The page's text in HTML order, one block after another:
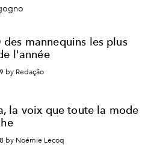
des mannequins les plus
l'année
by Redação
la voix que toute la mode
by Noémie Lecoq